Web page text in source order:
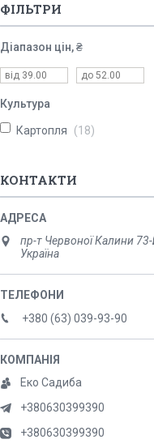
ФІЛЬТРИ
Діапазон цін, ₴
Культура
Картопля 18
КОНТАКТИ
пр-т Червоної Калини 73-
Україна
+380 (63) 039-93-90
Еко Садиба
+380630399390
+380630399390